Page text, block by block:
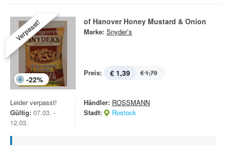
Verpasst!
-22%
of Hanover Honey Mustard & Onion
Marke: Snyder’s
Preis: € 1,39 € 1,79
Leider verpasst!
Gültig: 07.03. -
12.03.
Händler: ROSSMANN
Stadt:
Rostock